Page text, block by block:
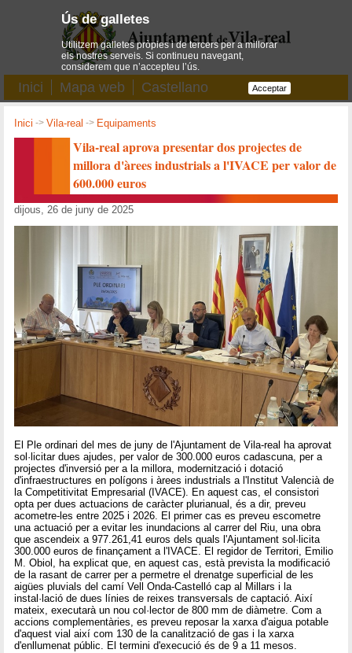
Inici Mapa web Castellano
Inici ->Vila-real -> Equipaments
Vila-real aprova presentar dos projectes de
millora d'àrees industrials a l'IVACE per valor de
600.000 euros
dijous, 26 de juny de 2025
El Ple ordinari del mes de juny de l'Ajuntament de Vila-real ha aprovat
sol·licitar dues ajudes, per valor de 300.000 euros cadascuna, per a
projectes d'inversió per a la millora, modernització i dotació
d'infraestructures en polígons i àrees industrials a l'Institut Valencià de
la Competitivitat Empresarial (IVACE). En aquest cas, el consistori
opta per dues actuacions de caràcter plurianual, és a dir, preveu
acometre-les entre 2025 i 2026. El primer cas es preveu escometre
una actuació per a evitar les inundacions al carrer del Riu, una obra
que ascendeix a 977.261,41 euros dels quals l'Ajuntament sol·licita
300.000 euros de finançament a l'IVACE. El regidor de Territori, Emilio
M. Obiol, ha explicat que, en aquest cas, està prevista la modificació
de la rasant de carrer per a permetre el drenatge superficial de les
aigües pluvials del camí Vell Onda-Castelló cap al Millars i la
instal·lació de dues línies de reixes transversals de captació. Així
mateix, executarà un nou col·lector de 800 mm de diàmetre. Com a
accions complementàries, es preveu reposar la xarxa d'aigua potable
d'aquest vial així com 130 de la canalització de gas i la xarxa
d'enllumenat públic. El termini d'execució és de 9 a 11 mesos.
Ús de galletes
Utilitzem galletes pròpies i de tercers per a millorar
els nostres serveis. Si continueu navegant,
considerem que n’accepteu l’ús.
Acceptar